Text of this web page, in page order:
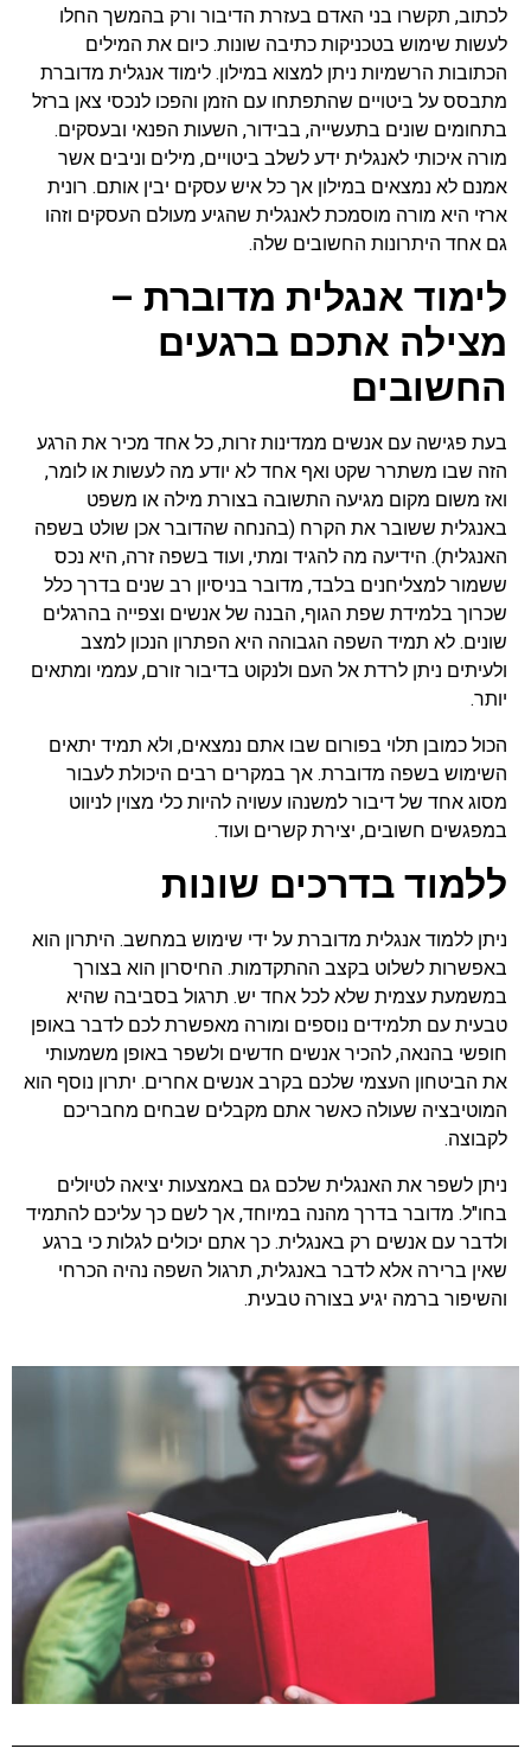
לכתוב, תקשרו בני האדם בעזרת הדיבור ורק בהמשך החלו
לעשות שימוש בטכניקות כתיבה שונות. כיום את המילים
הכתובות הרשמיות ניתן למצוא במילון. לימוד אנגלית מדוברת
מתבסס על ביטויים שהתפתחו עם הזמן והפכו לנכסי צאן ברזל
בתחומים שונים בתעשייה, בבידור, השעות הפנאי ובעסקים.
מורה איכותי לאנגלית ידע לשלב ביטויים, מילים וניבים אשר
אמנם לא נמצאים במילון אך כל איש עסקים יבין אותם. רונית
ארזי היא מורה מוסמכת לאנגלית שהגיע מעולם העסקים וזהו
גם אחד היתרונות החשובים שלה.
לימוד אנגלית מדוברת –
מצילה אתכם ברגעים
החשובים
בעת פגישה עם אנשים ממדינות זרות, כל אחד מכיר את הרגע
הזה שבו משתרר שקט ואף אחד לא יודע מה לעשות או לומר,
ואז משום מקום מגיעה התשובה בצורת מילה או משפט
באנגלית ששובר את הקרח (בהנחה שהדובר אכן שולט בשפה
האנגלית). הידיעה מה להגיד ומתי, ועוד בשפה זרה, היא נכס
ששמור למצליחנים בלבד, מדובר בניסיון רב שנים בדרך כלל
שכרוך בלמידת שפת הגוף, הבנה של אנשים וצפייה בהרגלים
שונים. לא תמיד השפה הגבוהה היא הפתרון הנכון למצב
ולעיתים ניתן לרדת אל העם ולנקוט בדיבור זורם, עממי ומתאים
יותר.
הכול כמובן תלוי בפורום שבו אתם נמצאים, ולא תמיד יתאים
השימוש בשפה מדוברת. אך במקרים רבים היכולת לעבור
מסוג אחד של דיבור למשנהו עשויה להיות כלי מצוין לניווט
במפגשים חשובים, יצירת קשרים ועוד.
ללמוד בדרכים שונות
ניתן ללמוד אנגלית מדוברת על ידי שימוש במחשב. היתרון הוא
באפשרות לשלוט בקצב ההתקדמות. החיסרון הוא בצורך
במשמעת עצמית שלא לכל אחד יש. תרגול בסביבה שהיא
טבעית עם תלמידים נוספים ומורה מאפשרת לכם לדבר באופן
חופשי בהנאה, להכיר אנשים חדשים ולשפר באופן משמעותי
את הביטחון העצמי שלכם בקרב אנשים אחרים. יתרון נוסף הוא
המוטיבציה שעולה כאשר אתם מקבלים שבחים מחבריכם
לקבוצה.
ניתן לשפר את האנגלית שלכם גם באמצעות יציאה לטיולים
בחו"ל. מדובר בדרך מהנה במיוחד, אך לשם כך עליכם להתמיד
ולדבר עם אנשים רק באנגלית. כך אתם יכולים לגלות כי ברגע
שאין ברירה אלא לדבר באנגלית, תרגול השפה נהיה הכרחי
והשיפור ברמה יגיע בצורה טבעית.